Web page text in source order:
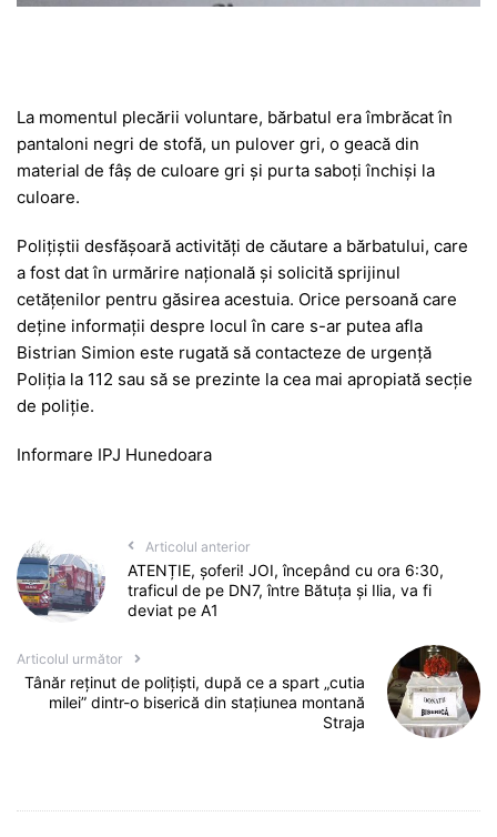
La momentul plecării voluntare, bărbatul era îmbrăcat în
pantaloni negri de stofă, un pulover gri, o geacă din
material de fâș de culoare gri și purta saboți închiși la
culoare.
Polițiștii desfășoară activități de căutare a bărbatului, care
a fost dat în urmărire națională și solicită sprijinul
cetățenilor pentru găsirea acestuia. Orice persoană care
deține informații despre locul în care s-ar putea afla
Bistrian Simion este rugată să contacteze de urgență
Poliția la 112 sau să se prezinte la cea mai apropiată secție
de poliție.
Informare IPJ Hunedoara
Articolul anterior
ATENȚIE, șoferi! JOI, începând cu ora 6:30,
traficul de pe DN7, între Bătuța și Ilia, va fi
deviat pe A1
Articolul următor
Tânăr reținut de polițiști, după ce a spart „cutia
milei” dintr-o biserică din stațiunea montană
Straja